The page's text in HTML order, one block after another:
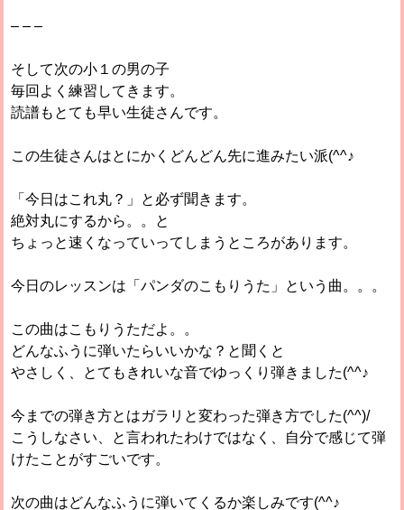
– – –
そして次の小１の男の子
毎回よく練習してきます。
読譜もとても早い生徒さんです。
この生徒さんはとにかくどんどん先に進みたい派(^^♪
「今日はこれ丸？」と必ず聞きます。
絶対丸にするから。。と
ちょっと速くなっていってしまうところがあります。
今日のレッスンは「パンダのこもりうた」という曲。。。
この曲はこもりうただよ。。
どんなふうに弾いたらいいかな？と聞くと
やさしく、とてもきれいな音でゆっくり弾きました(^^♪
今までの弾き方とはガラリと変わった弾き方でした(^^)/
こうしなさい、と言われたわけではなく、自分で感じて弾
けたことがすごいです。
次の曲はどんなふうに弾いてくるか楽しみです(^^♪